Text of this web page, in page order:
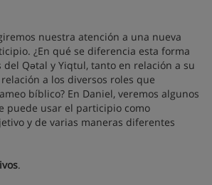
nuestra atención a una nueva
¿En qué se diferencia esta forma
Qətal y Yiqtul, tanto en relación a su
a los diversos roles que
bíblico? En Daniel, veremos algunos
puede usar el participio como
y de varias maneras diferentes
.